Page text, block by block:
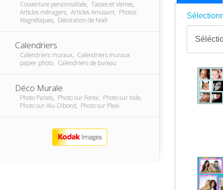
Couverture personnalisée, Tasses et Verres,
Articles ménagers, Articles Amusant, Photos
Magnétiques, Décoration de Noël
Calendriers
Calendriers muraux, Calendriers muraux
papier photo, Calendriers de bureau
Déco Murale
Photo Panels, Photo sur Forex, Photo sur toile,
Photo sur Alu-Dibond, Photo sur Plexi